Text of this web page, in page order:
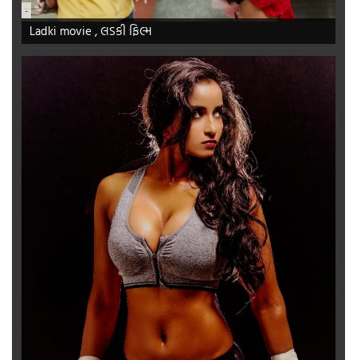
-
Ladki movie , લડકી ફિલ્મ